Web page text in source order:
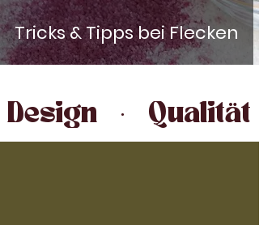
Tricks & Tipps bei Flecken
Design   ·